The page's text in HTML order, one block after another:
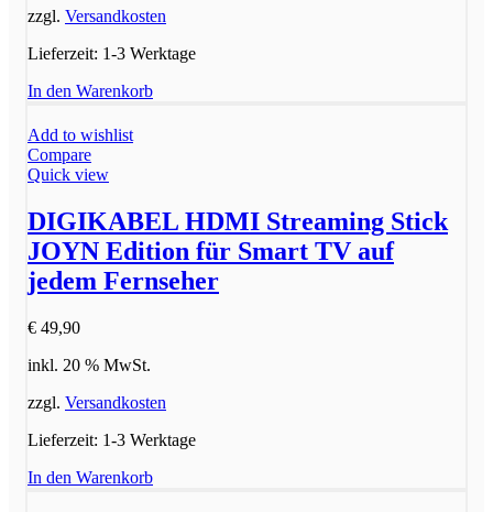
zzgl. Versandkosten
Lieferzeit: 1-3 Werktage
In den Warenkorb
Add to wishlist
Compare
Quick view
DIGIKABEL HDMI Streaming Stick
JOYN Edition für Smart TV auf
jedem Fernseher
€ 49,90
inkl. 20 % MwSt.
zzgl. Versandkosten
Lieferzeit: 1-3 Werktage
In den Warenkorb